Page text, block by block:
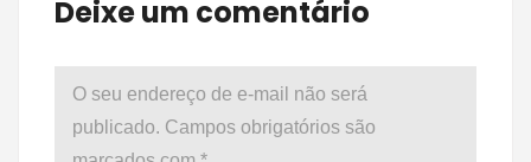
Deixe um comentário
O seu endereço de e-mail não será
publicado. Campos obrigatórios são